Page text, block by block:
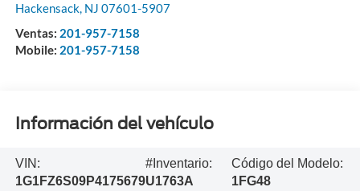
Hackensack, NJ 07601-5907
Ventas: 201-957-7158
Mobile: 201-957-7158
Información del vehículo
VIN:
1G1FZ6S09P4175679
#Inventario:
U1763A
Código del Modelo:
1FG48